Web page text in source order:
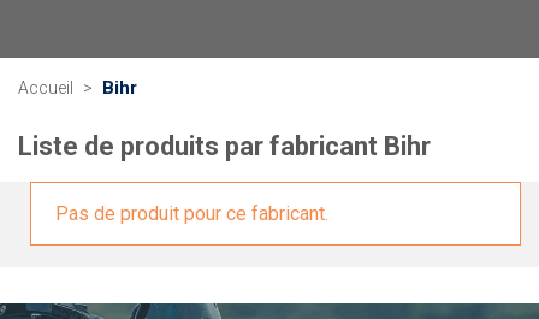
Accueil > Bihr
Liste de produits par fabricant Bihr
Pas de produit pour ce fabricant.